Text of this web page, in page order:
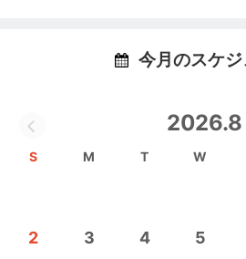
(体験申込専用電話 080-1606-
小6:週2回 (120分✕月8回)
今月のスケ
2026.8
S M T W
2 3 4 5